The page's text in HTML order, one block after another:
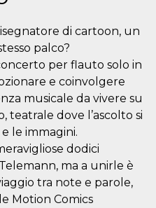
di cartoon, un
palco?
per flauto solo in
e coinvolgere
musicale da vivere su
teatrale dove l’ascolto si
le immagini.
dodici
ma a unirle è
tra note e parole,
Motion Comics
sito. I
/
Scadenza Descrizione
1 anno
Clearance
Cookie from
of challenge
passed. It is
used to no
longer issue a
captcha or
jschallenge
challenge if